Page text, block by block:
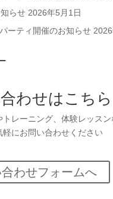
らせ 2026年5月1日
ーティ開催のお知らせ
わせはこちら
トレーニング、体験レッス
軽にお問い合わせください
わせフォームへ